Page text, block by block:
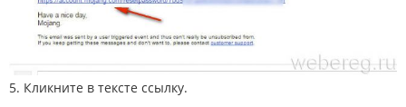
5. Кликните в тексте ссылку.